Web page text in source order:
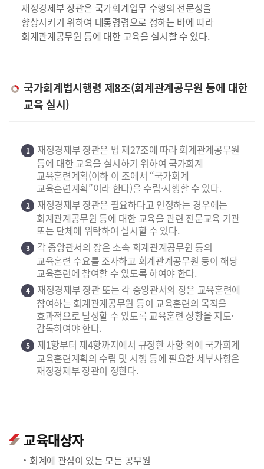
재정경제부 장관은 국가회계업무 수행의 전문성을
향상시키기 위하여 대통령령으로 정하는 바에 따라
회계관계공무원 등에 대한 교육을 실시할 수 있다.
국가회계법시행령 제8조(회계관계공무원 등에 대한
교육 실시)
1
재정경제부 장관은 법 제27조에 따라 회계관계공무원
등에 대한 교육을 실시하기 위하여 국가회계
교육훈련계획(이하 이 조에서 “국가회계
교육훈련계획”이라 한다)을 수립·시행할 수 있다.
2
재정경제부 장관은 필요하다고 인정하는 경우에는
회계관계공무원 등에 대한 교육을 관련 전문교육 기관
또는 단체에 위탁하여 실시할 수 있다.
3
각 중앙관서의 장은 소속 회계관계공무원 등의
교육훈련 수요를 조사하고 회계관계공무원 등이 해당
교육훈련에 참여할 수 있도록 하여야 한다.
4
재정경제부 장관 또는 각 중앙관서의 장은 교육훈련에
참여하는 회계관계공무원 등이 교육훈련의 목적을
효과적으로 달성할 수 있도록 교육훈련 상황을 지도·
감독하여야 한다.
5
제1항부터 제4항까지에서 규정한 사항 외에 국가회계
교육훈련계획의 수립 및 시행 등에 필요한 세부사항은
재정경제부 장관이 정한다.
교육대상자
회계에 관심이 있는 모든 공무원